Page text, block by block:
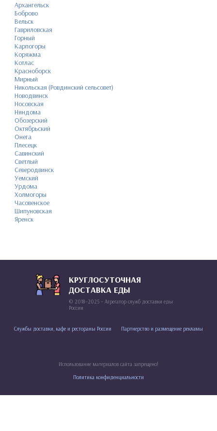
Архангельск
Боброво
Вельск
Гавриловская
Горный
Карпогоры
Коряжма
Котлас
Красноборск
Мирный
Никольская (Ровдинский сельсовет)
Новодвинск
Носовская
Няндома
Обозерский
Октябрьский
Онега
Плесецк
Савинский
Светлый
Северодвинск
Уемский
Урдома
Холмогоры
Часовенское
Шипуновская
Яренск
КРУГЛОСУТОЧНАЯ
ДОСТАВКА ЕДЫ
© 2018–2025 – Агрегатор служб доставки еды
России
Службы доставки, кафе и рестораны России Партнерство и размещение рекламы
Использование материалов сайта запрещено!
Политика конфиденциальности